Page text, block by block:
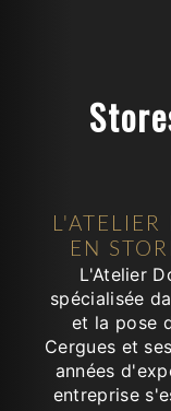
L'ATELIER
EN
L'Atelier
spécialisée
et la pose
Cergues et
années
entreprise